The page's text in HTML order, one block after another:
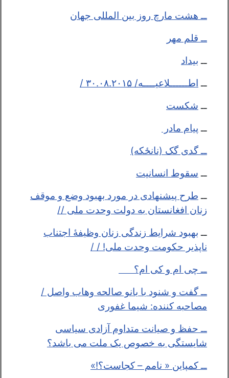
ــ هشت مارچ روز بین المللی جهان
ــ قلم مهر
ــ بیداد
ــ اطــــــلاعیــــه/ ۳۰.۰۸.۲۰۱۵ /
ــ شکست
ــ پیام مادر
ــگدی گک (نانځکه)
ــ سقوط انسانیت
ــ طرح پیشنهادی در مورد بهبود وضع و موقف
زنان افغانستان به دولت وحدت ملی //
ــ بهبود شرایط زندگی زنان وظیفهٔ اجتناب
ناپذیر حکومت وحدت ملی! / /
ــ چی ام و کی ام؟
ــ گفت و شنود با بانو صالحه وهاب واصل /
مصاحبه کننده: شیما غفوری
ــ حفظ و صیانت متداوم آزادی سیاسی
شایستگی به خصوص یک ملت می باشد؟
ــ کمپاین « نامم – کجاست؟!»